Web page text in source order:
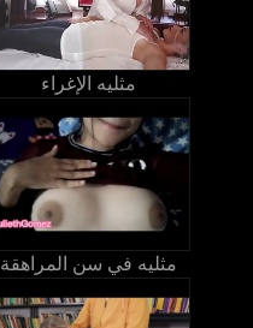
مثليه الإغراء
مثليه في سن المراهقة